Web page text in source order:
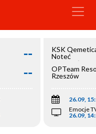
--
--
KSK
Noteć
Inowrocław
OPTeam
Rzeszów
26.09,
Emocje
26.09,